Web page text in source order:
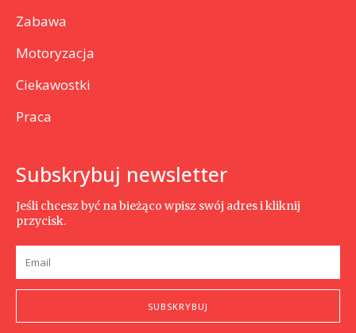
Zabawa
Motoryzacja
Ciekawostki
Praca
Subskrybuj newsletter
Jeśli chcesz być na bieżąco wpisz swój adres i kliknij
przycisk.
SUBSKRYBUJ